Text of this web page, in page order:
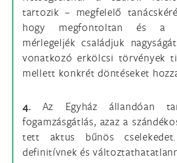
tartozik – megfelelő
hogy megfontoltan és a
mérlegeljék családjuk
vonatkozó erkölcsi törvények
mellett konkrét döntéseket
4.Az Egyház állandóan
fogamzásgátlás, azaz a
tett aktus bűnös
definitívnek és